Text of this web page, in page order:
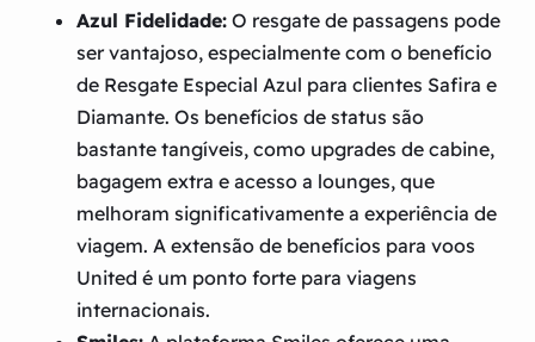
Azul Fidelidade: O resgate de passagens pode
ser vantajoso, especialmente com o benefício
de Resgate Especial Azul para clientes Safira e
Diamante. Os benefícios de status são
bastante tangíveis, como upgrades de cabine,
bagagem extra e acesso a lounges, que
melhoram significativamente a experiência de
viagem. A extensão de benefícios para voos
United é um ponto forte para viagens
internacionais.